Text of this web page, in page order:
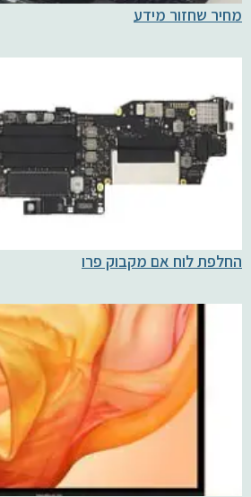
מחיר שחזור מידע
החלפת לוח אם מקבוק פרו